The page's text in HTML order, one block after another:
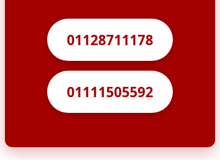
01128711178
01111505592